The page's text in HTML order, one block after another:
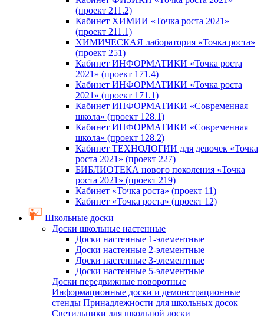
(проект 211.2)
Кабинет ХИМИИ «Точка роста 2021»
(проект 211.1)
ХИМИЧЕСКАЯ лаборатория «Точка роста»
(проект 251)
Кабинет ИНФОРМАТИКИ «Точка роста
2021» (проект 171.4)
Кабинет ИНФОРМАТИКИ «Точка роста
2021» (проект 171.1)
Кабинет ИНФОРМАТИКИ «Современная
школа» (проект 128.1)
Кабинет ИНФОРМАТИКИ «Современная
школа» (проект 128.2)
Кабинет ТЕХНОЛОГИИ для девочек «Точка
роста 2021» (проект 227)
БИБЛИОТЕКА нового поколения «Точка
роста 2021» (проект 219)
Кабинет «Точка роста» (проект 11)
Кабинет «Точка роста» (проект 12)
Школьные доски
Доски школьные настенные
Доски настенные 1-элементные
Доски настенные 2-элементные
Доски настенные 3-элементные
Доски настенные 5-элементные
Доски передвижные поворотные
Информационные доски и демонстрационные
стенды Принадлежности для школьных досок
Светильники для школьной доски